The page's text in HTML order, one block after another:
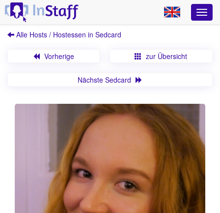
Alle Hosts / Hostessen in Sedcard
Vorherige zur Übersicht
Nächste Sedcard